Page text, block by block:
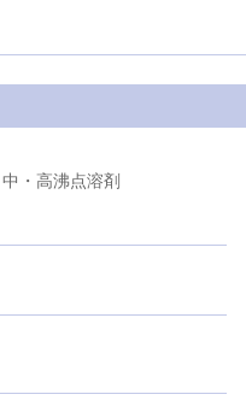
中・高沸点溶剤